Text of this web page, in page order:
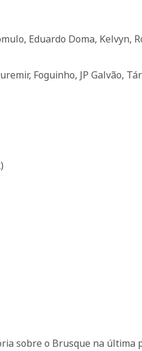
Eduardo Doma, Kelvyn,
Foguinho, JP Galvão,
sobre o Brusque na última